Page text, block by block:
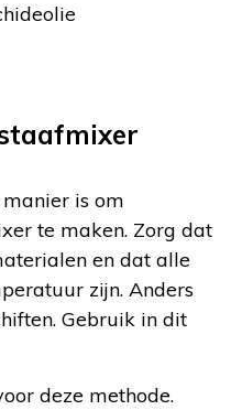
is om
te maken. Zorg dat
en dat alle
zijn. Anders
Gebruik in dit
deze methode.